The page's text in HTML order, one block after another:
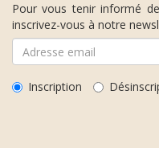
Pour vous tenir informé
inscrivez-vous à notre
Inscription